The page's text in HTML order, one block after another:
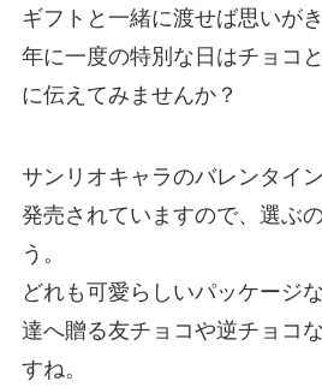
ギフトと一緒に渡せば思いが
年に一度の特別な日はチョコ
に伝えてみませんか？
サンリオキャラのバレンタイ
発売されていますので、選ぶ
う。
どれも可愛らしいパッケージ
達へ贈る友チョコや逆チョコ
すね。